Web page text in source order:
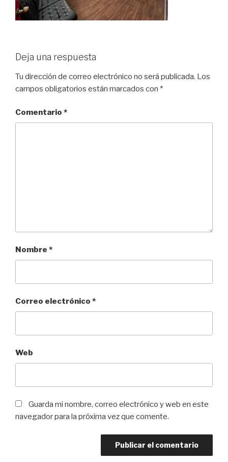
Deja una respuesta
Tu dirección de correo electrónico no será publicada. Los
campos obligatorios están marcados con *
Comentario *
Nombre *
Correo electrónico *
Web
Guarda mi nombre, correo electrónico y web en este
navegador para la próxima vez que comente.